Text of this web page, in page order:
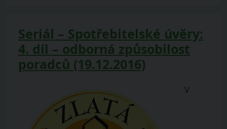
Seriál – Spotřebitelské úvěry:
4. díl – odborná způsobilost
poradců (19.12.2016)
V